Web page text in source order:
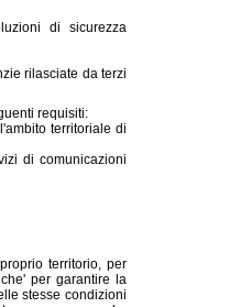
di sicurezza
rilasciate da terzi
requisiti:
territoriale di
di comunicazioni
territorio, per
per garantire la
stesse condizioni